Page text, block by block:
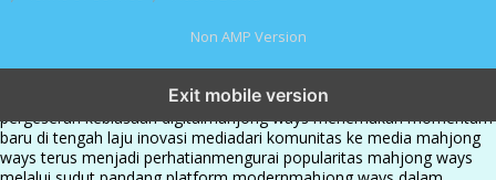
Non AMP Version
Exit mobile version
fenomena mahjong ways muncul bersama
pergeseran kebiasaan digitalmahjong ways menemukan momentum
baru di tengah laju inovasi mediadari komunitas ke media mahjong
ways terus menjadi perhatianmengurai popularitas mahjong ways